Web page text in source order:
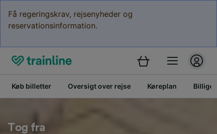
Få regeringskrav, rejsenyheder og
reservationsinformation.
Køb billetter Oversigt over rejse Køreplan Billige
Tog fra